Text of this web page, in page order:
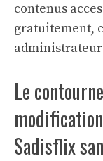
contenus
gratuitement,
Le
Sadisflix